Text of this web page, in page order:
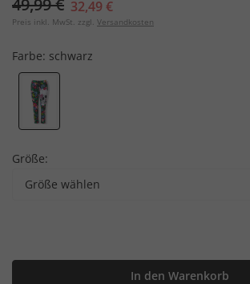
49,99 € 32,49 €
Preis inkl. MwSt. zzgl. Versandkosten
Farbe: schwarz
Größe:
Größe wählen
In den Warenkorb